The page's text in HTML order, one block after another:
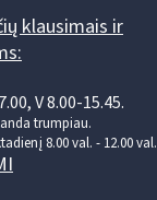
klausimais ir
V 8.00-15.45.
trumpiau.
8.00 val. - 12.00 val.